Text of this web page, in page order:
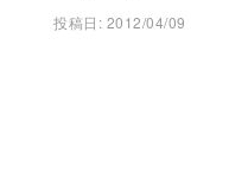
投稿日: 2012/04/09